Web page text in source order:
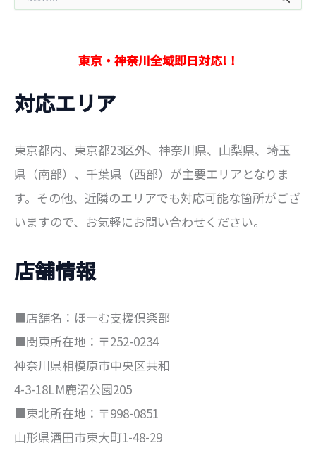
索
東京・神奈川全域即日対応!！
対応エリア
東京都内、東京都23区外、神奈川県、山梨県、埼玉
県（南部）、千葉県（西部）が主要エリアとなりま
す。その他、近隣のエリアでも対応可能な箇所がござ
いますので、お気軽にお問い合わせください。
店舗情報
■店舗名：ほーむ支援倶楽部
■関東所在地：〒252-0234
神奈川県相模原市中央区共和
4-3-18LM鹿沼公園205
■東北所在地：〒998-0851
山形県酒田市東大町1-48-29